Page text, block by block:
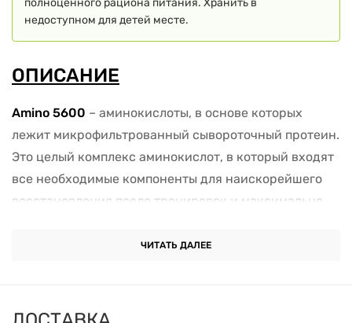
полноценного рациона питания. Хранить в
недоступном для детей месте.
ОПИСАНИЕ
Amino 5600 – аминокислоты, в основе которых
лежит микрофильтрованный сывороточный протеин.
Это целый комплекс аминокислот, в который входят
все необходимые компоненты для наискорейшего
восстановления после тренировок и максимально
ЧИТАТЬ ДАЛЕЕ